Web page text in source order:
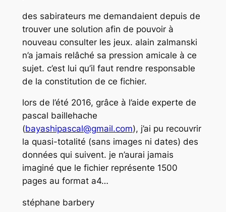
des sabirateurs me demandaient depuis de
trouver une solution afin de pouvoir à
nouveau consulter les jeux. alain zalmanski
n’a jamais relâché sa pression amicale à ce
sujet. c’est lui qu’il faut rendre responsable
de la constitution de ce fichier.
lors de l’été 2016, grâce à l’aide experte de
pascal baillehache
(bayashipascal@gmail.com), j’ai pu recouvrir
la quasi-totalité (sans images ni dates) des
données qui suivent. je n’aurai jamais
imaginé que le fichier représente 1500
pages au format a4…
stéphane barbery